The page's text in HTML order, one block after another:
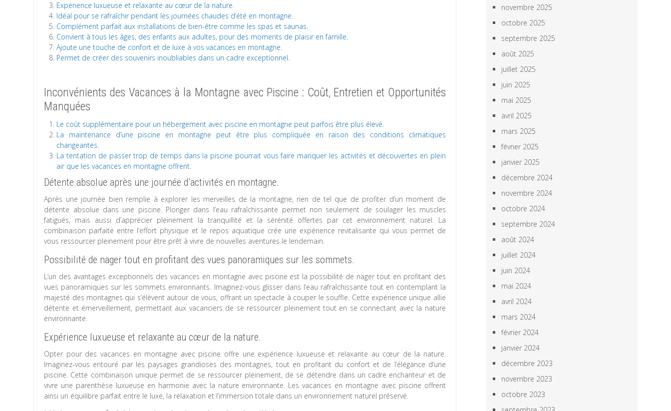
Expérience luxueuse et relaxante au cœur de la nature.
Idéal pour se rafraîchir pendant les journées chaudes d’été en montagne.
Complément parfait aux installations de bien-être comme les spas et saunas.
Convient à tous les âges, des enfants aux adultes, pour des moments de plaisir en famille.
Ajoute une touche de confort et de luxe à vos vacances en montagne.
Permet de créer des souvenirs inoubliables dans un cadre exceptionnel.
Inconvénients des Vacances à la Montagne avec Piscine : Coût, Entretien et Opportunités
Manquées
Le coût supplémentaire pour un hébergement avec piscine en montagne peut parfois être plus élevé.
La maintenance d’une piscine en montagne peut être plus compliquée en raison des conditions climatiques
changeantes.
La tentation de passer trop de temps dans la piscine pourrait vous faire manquer les activités et découvertes en plein
air que les vacances en montagne offrent.
Détente absolue après une journée d’activités en montagne.
Après une journée bien remplie à explorer les merveilles de la montagne, rien de tel que de profiter d’un moment de
détente absolue dans une piscine. Plonger dans l’eau rafraîchissante permet non seulement de soulager les muscles
fatigués, mais aussi d’apprécier pleinement la tranquillité et la sérénité offertes par cet environnement naturel. La
combinaison parfaite entre l’effort physique et le repos aquatique crée une expérience revitalisante qui vous permet de
vous ressourcer pleinement pour être prêt à vivre de nouvelles aventures le lendemain.
Possibilité de nager tout en profitant des vues panoramiques sur les sommets.
L’un des avantages exceptionnels des vacances en montagne avec piscine est la possibilité de nager tout en profitant des
vues panoramiques sur les sommets environnants. Imaginez-vous glisser dans l’eau rafraîchissante tout en contemplant la
majesté des montagnes qui s’élèvent autour de vous, offrant un spectacle à couper le souffle. Cette expérience unique allie
détente et émerveillement, permettant aux vacanciers de se ressourcer pleinement tout en se connectant avec la nature
environnante.
Expérience luxueuse et relaxante au cœur de la nature.
Opter pour des vacances en montagne avec piscine offre une expérience luxueuse et relaxante au cœur de la nature.
Imaginez-vous entouré par les paysages grandioses des montagnes, tout en profitant du confort et de l’élégance d’une
piscine. Cette combinaison unique permet de se ressourcer pleinement, de se détendre dans un cadre enchanteur et de
vivre une parenthèse luxueuse en harmonie avec la nature environnante. Les vacances en montagne avec piscine offrent
ainsi un équilibre parfait entre le luxe, la relaxation et l’immersion totale dans un environnement naturel préservé.
novembre 2025
octobre 2025
septembre 2025
août 2025
juillet 2025
juin 2025
mai 2025
avril 2025
mars 2025
février 2025
janvier 2025
décembre 2024
novembre 2024
octobre 2024
septembre 2024
août 2024
juillet 2024
juin 2024
mai 2024
avril 2024
mars 2024
février 2024
janvier 2024
décembre 2023
novembre 2023
octobre 2023